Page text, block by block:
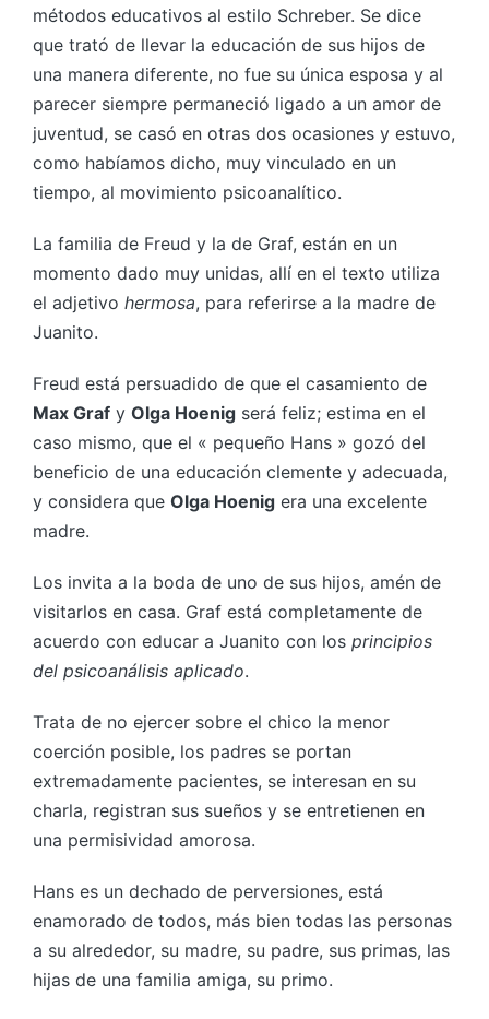
métodos educativos al estilo Schreber. Se dice
que trató de llevar la educación de sus hijos de
una manera diferente, no fue su única esposa y al
parecer siempre permaneció ligado a un amor de
juventud, se casó en otras dos ocasiones y estuvo,
como habíamos dicho, muy vinculado en un
tiempo, al movimiento psicoanalítico.
La familia de Freud y la de Graf, están en un
momento dado muy unidas, allí en el texto utiliza
el adjetivo hermosa, para referirse a la madre de
Juanito.
Freud está persuadido de que el casamiento de
Max Graf y Olga Hoenig será feliz; estima en el
caso mismo, que el « pequeño Hans » gozó del
beneficio de una educación clemente y adecuada,
y considera que Olga Hoenig era una excelente
madre.
Los invita a la boda de uno de sus hijos, amén de
visitarlos en casa. Graf está completamente de
acuerdo con educar a Juanito con los principios
del psicoanálisis aplicado.
Trata de no ejercer sobre el chico la menor
coerción posible, los padres se portan
extremadamente pacientes, se interesan en su
charla, registran sus sueños y se entretienen en
una permisividad amorosa.
Hans es un dechado de perversiones, está
enamorado de todos, más bien todas las personas
a su alrededor, su madre, su padre, sus primas, las
hijas de una familia amiga, su primo.